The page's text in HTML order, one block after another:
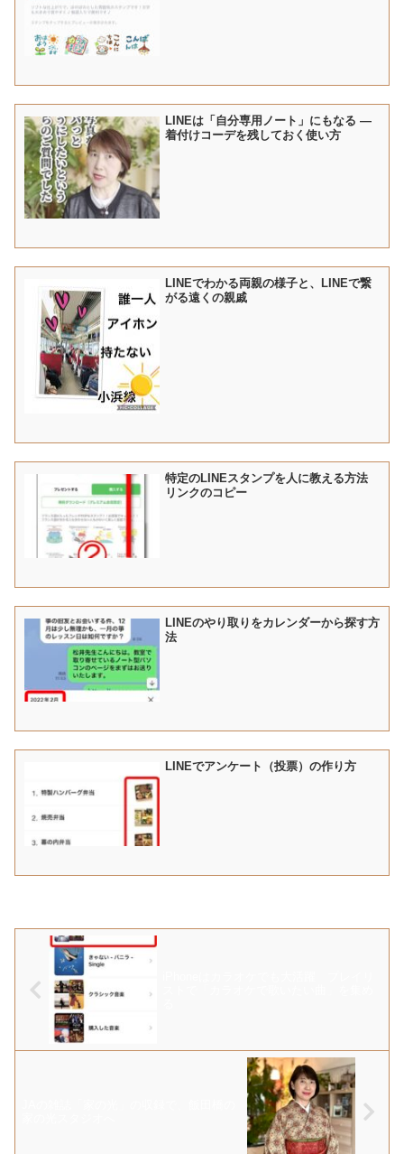
LINEは「自分専用ノート」にもなる ―
着付けコーデを残しておく使い方
LINEでわかる両親の様子と、LINEで繋
がる遠くの親戚
特定のLINEスタンプを人に教える方法
リンクのコピー
LINEのやり取りをカレンダーから探す方
法
LINEでアンケート（投票）の作り方